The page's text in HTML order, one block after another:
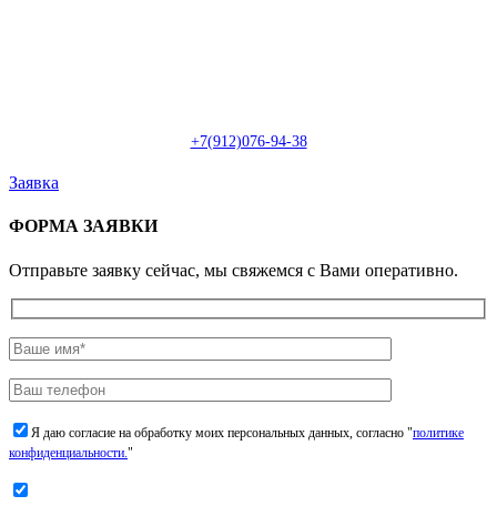
+7(912)076-94-38
Заявка
ФОРМА ЗАЯВКИ
Отправьте заявку сейчас, мы свяжемся с Вами оперативно.
Я даю согласие на обработку моих персональных данных, согласно "политике
конфиденциальности."